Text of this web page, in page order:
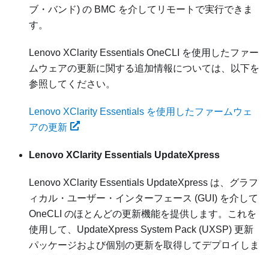
ブ・バンド) の BMC を介してリモートで実行できま
す。
Lenovo XClarity Essentials OneCLI
を使用したファー
ムウェアの更新に関する追加情報については、以下を
参照してください。
Lenovo XClarity Essentials を使用したファームウェ
アの更新
Lenovo XClarity Essentials UpdateXpress
Lenovo XClarity Essentials UpdateXpress は、グラフ
ィカル・ユーザー・インターフェース (GUI) を介して
OneCLI のほとんどの更新機能を提供します。これを
使用して、UpdateXpress System Pack (UXSP) 更新
パッケージおよび個別の更新を取得してデプロイしま